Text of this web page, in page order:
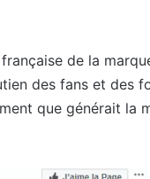
de la
des fans et des
que générait la